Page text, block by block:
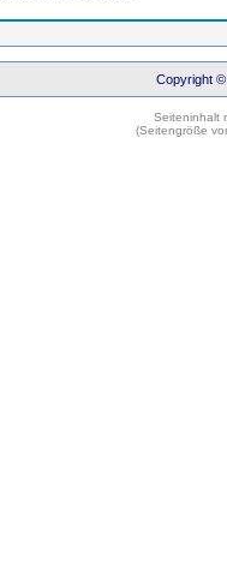
Copyright ©
Seiteninhalt
(Seitengröße